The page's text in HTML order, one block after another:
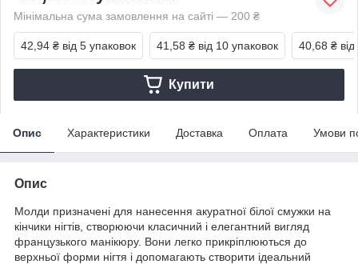
Мінімальна сума замовлення на сайті — 200 ₴
42,94 ₴ від 5 упаковок 41,58 ₴ від 10 упаковок 40,68 ₴
Купити
Опис Характеристики Доставка Оплата Умови
Опис
Молди призначені для нанесення акуратної білої смужки на
кінчики нігтів, створюючи класичний і елегантний вигляд
французького манікюру. Вони легко прикріплюються до
верхньої форми нігтя і допомагають створити ідеальний